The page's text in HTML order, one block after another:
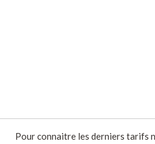
Pour connaitre les derniers tarifs